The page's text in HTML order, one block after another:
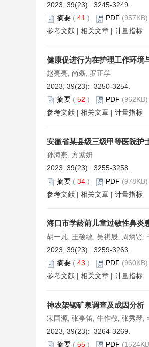
2023, 39(23): 3245-3249.
摘要 ( 41 ) PDF (957KB)
参考文献 | 相关文章 | 计量指标
健康促进行为在护理工作环境
赵亮亮, 尚磊, 罗正学
2023, 39(23): 3250-3254.
摘要 ( 52 ) PDF (962KB)
参考文献 | 相关文章 | 计量指标
安徽省某县级三级甲等医院护
孙海燕, 方紫妍
2023, 39(23): 3255-3258.
摘要 ( 34 ) PDF (978KB)
参考文献 | 相关文章 | 计量指标
海口市学龄前儿童过敏性鼻炎
胡一凡, 王硕敏, 吴祺晟, 周炳贤,
2023, 39(23): 3259-3263.
摘要 ( 43 ) PDF (960KB)
参考文献 | 相关文章 | 计量指标
神农架锶矿泉调查及成因分析
宋国源, 张亭笛, 牛作敬, 张秀琴,
2023, 39(23): 3264-3269.
摘要 ( 55 ) PDF